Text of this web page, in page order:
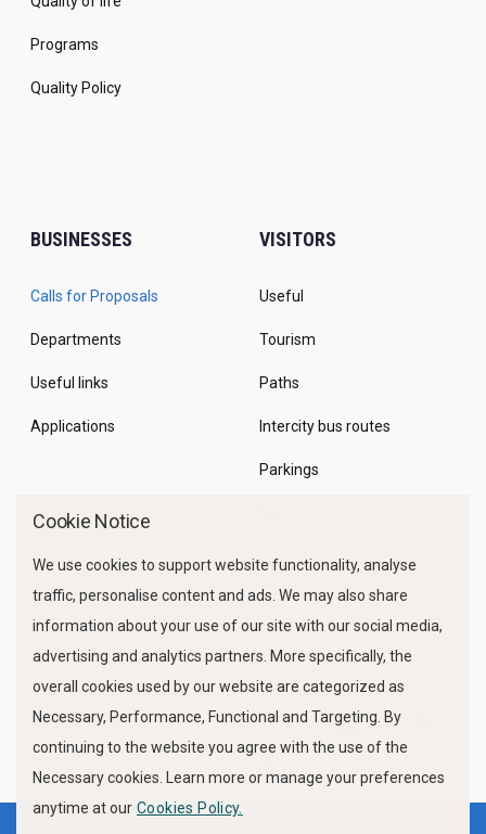
Programs
Quality Policy
BUSINESSES
Calls for Proposals
Departments
Useful links
Applications
VISITORS
Useful
Tourism
Paths
Intercity bus routes
Parkings
FOLLOW US
Cookie Notice
We use cookies to support website functionality, analyse
traffic, personalise content and ads. We may also share
information about your use of our site with our social media,
advertising and analytics partners. More specifically, the
overall cookies used by our website are categorized as
Necessary, Performance, Functional and Targeting. By
continuing to the website you agree with the use of the
Necessary cookies. Learn more or manage your preferences
anytime at our Cookies Policy.